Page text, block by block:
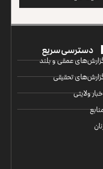
دسترسی سریع
عمقی و بلند
تحقیقی
ولایتی